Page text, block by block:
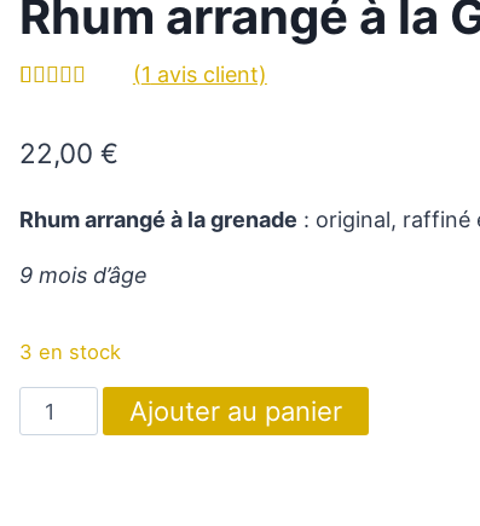
Rhum arrangé à la
sur notation
client
(1 avis client)
22,00 €
Rhum arrangé à la grenade : original, raffiné
9 mois d’âge
3 en stock
quantité
de
Ajouter au panier